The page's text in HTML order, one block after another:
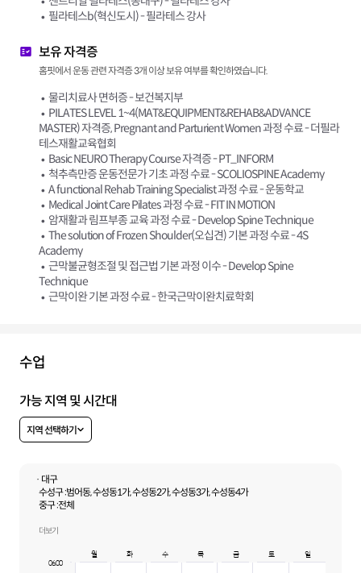
필라테스b(혁신도시) - 필라테스 강사
보유 자격증
홈핏에서 운동 관련 자격증 3개 이상 보유 여부를 확인하였습니다.
물리치료사 면허증 - 보건복지부
PILATES LEVEL 1~4(MAT&EQUIPMENT&REHAB&ADVANCE
MASTER) 자격증, Pregnant and Parturient Women 과정 수료 - 더필라
테스재활교육협회
Basic NEURO Therapy Course 자격증 - PT_INFORM
척추측만증 운동전문가 기초 과정 수료 - SCOLIOSPINE Academy
A functional Rehab Training Specialist 과정 수료 - 운동학교
Medical Joint Care Pilates 과정 수료 - FIT IN MOTION
암재활과 림프부종 교육 과정 수료 - Develop Spine Technique
The solution of Frozen Shoulder(오십견) 기본 과정 수료 - 4S
Academy
근막불균형조절 및 접근법 기본 과정 이수 - Develop Spine
Technique
근막이완 기본 과정 수료 - 한국근막이완치료학회
수업
가능 지역 및 시간대
지역 선택하기
· 대구
수성구 :범어동, 수성동1가, 수성동2가, 수성동3가, 수성동4가
중구 :전체
더보기
월 화 수 목 금 토
일
06:00